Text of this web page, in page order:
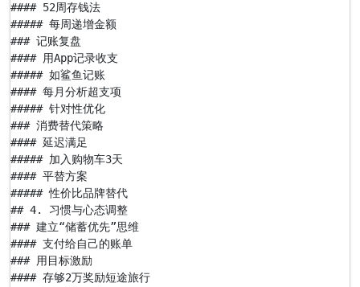
#### 52周存钱法
##### 每周递增金额
### 记账复盘
#### 用App记录收支
##### 如鲨鱼记账
#### 每月分析超支项
##### 针对性优化
### 消费替代策略
#### 延迟满足
##### 加入购物车3天
#### 平替方案
##### 性价比品牌替代
## 4. 习惯与心态调整
### 建立“储蓄优先”思维
#### 支付给自己的账单
### 用目标激励
#### 存够2万奖励短途旅行